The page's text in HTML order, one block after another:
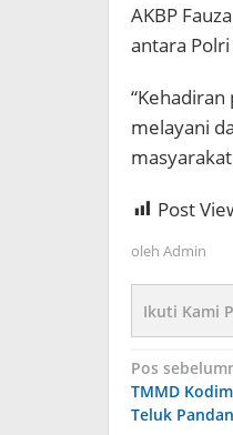
AKBP
antara
melayani
Post
oleh Admin
Ikuti Kami
Navigasi
pos
Pos
TMMD
Teluk Pandan